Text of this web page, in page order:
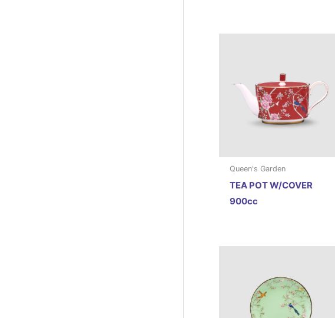
Queen's Garden
TEA POT W/COVER
900cc